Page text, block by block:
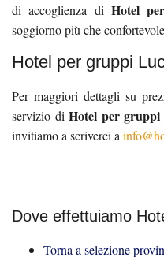
di accoglienza di Hotel
soggiorno più che
Hotel per gruppi
Per maggiori dettagli su
servizio diHotel per gruppi
invitiamo a scriverci a
Dove effettuiamo
Torna a selezione